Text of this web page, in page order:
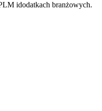
idodatkach branżowych.